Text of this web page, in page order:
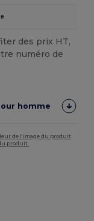
des prix HT,
numéro de
homme
de l'image du produit
produit.